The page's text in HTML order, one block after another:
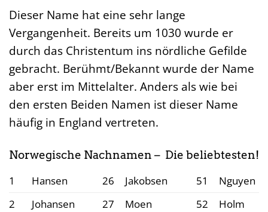
Dieser Name hat eine sehr lange
Vergangenheit. Bereits um 1030 wurde er
durch das Christentum ins nördliche Gefilde
gebracht. Berühmt/Bekannt wurde der Name
aber erst im Mittelalter. Anders als wie bei
den ersten Beiden Namen ist dieser Name
häufig in England vertreten.
Norwegische Nachnamen – Die beliebtesten!
1
Hansen 26 Jakobsen 51
Nguyen
2
Johansen 27 Moen 52
Holm